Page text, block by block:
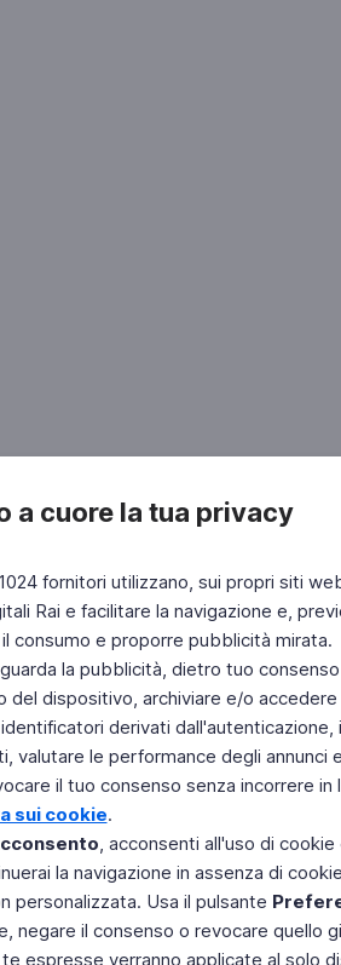
a cuore la tua privacy
fornitori utilizzano, sui propri siti
Rai e facilitare la navigazione e,
consumo e proporre pubblicità mirata.
la pubblicità, dietro tuo
del dispositivo, archiviare e/o
derivati
valutare le performance degli
il tuo consenso senza incorrere
sui cookie.
, acconsenti all'uso di
la navigazione in assenza di
personalizzata. Usa il pulsante
negare il consenso o revocare quello
espresse verranno applicate al solo